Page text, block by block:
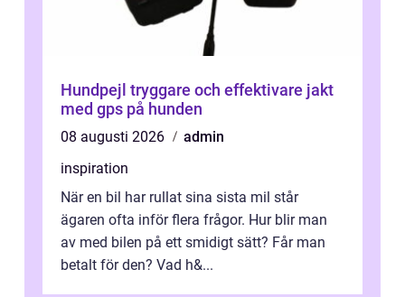
Hundpejl tryggare och effektivare jakt
med gps på hunden
08 augusti 2026
admin
inspiration
När en bil har rullat sina sista mil står
ägaren ofta inför flera frågor. Hur blir man
av med bilen på ett smidigt sätt? Får man
betalt för den? Vad h&...